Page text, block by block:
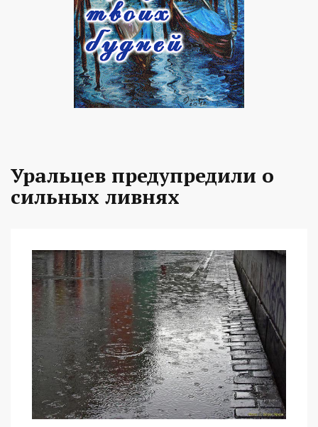
Уральцев предупредили о
сильных ливнях